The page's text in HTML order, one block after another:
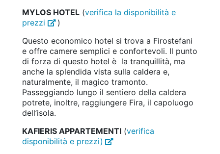
MYLOS HOTEL (verifica la disponibilità e
prezzi
)
Questo economico hotel si trova a Firostefani
e offre camere semplici e confortevoli. Il punto
di forza di questo hotel è la tranquillità, ma
anche la splendida vista sulla caldera e,
naturalmente, il magico tramonto.
Passeggiando lungo il sentiero della caldera
potrete, inoltre, raggiungere Fira, il capoluogo
dell’isola.
KAFIERIS APPARTEMENTI (verifica
disponibilità e prezzi)